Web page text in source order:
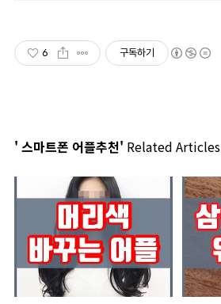
6 구독하기
' 스마트폰 어플추천' Related Articles